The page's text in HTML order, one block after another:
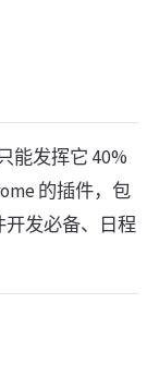
能发挥它 40%
的插件，包
发必备、日程